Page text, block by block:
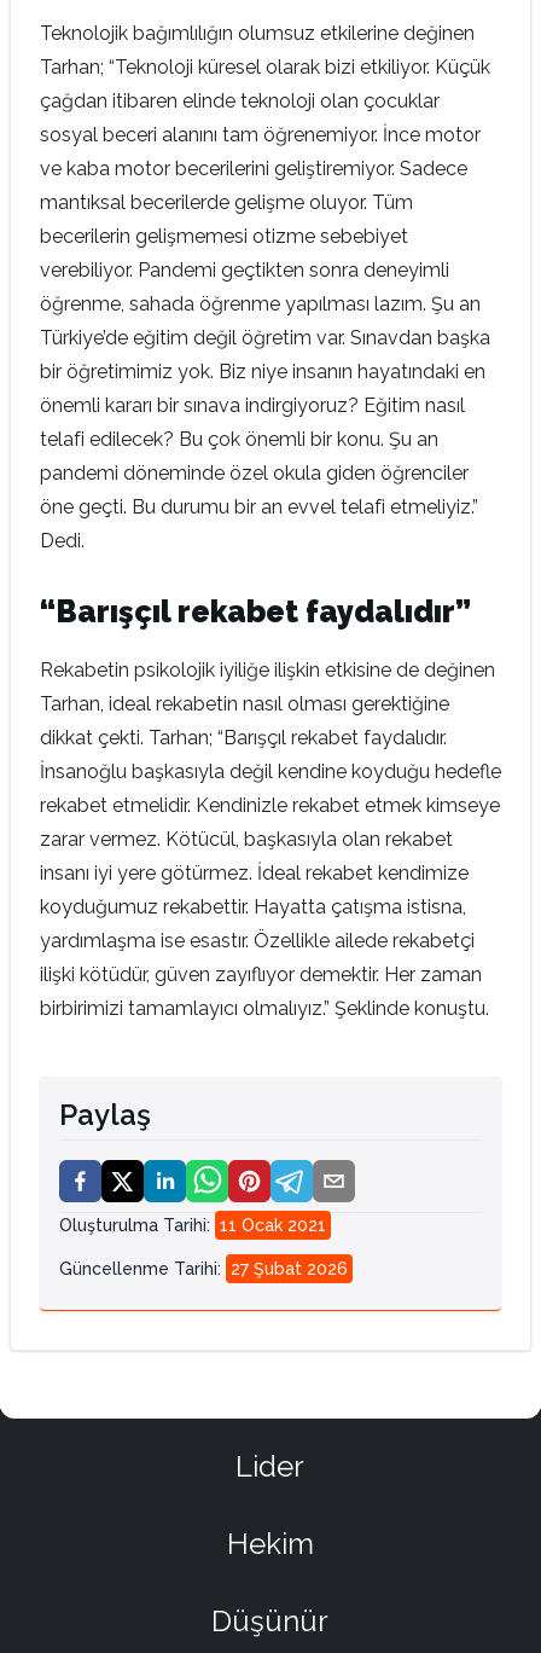
Teknolojik bağımlılığın olumsuz etkilerine değinen
Tarhan; “Teknoloji küresel olarak bizi etkiliyor. Küçük
çağdan itibaren elinde teknoloji olan çocuklar
sosyal beceri alanını tam öğrenemiyor. İnce motor
ve kaba motor becerilerini geliştiremiyor. Sadece
mantıksal becerilerde gelişme oluyor. Tüm
becerilerin gelişmemesi otizme sebebiyet
verebiliyor. Pandemi geçtikten sonra deneyimli
öğrenme, sahada öğrenme yapılması lazım. Şu an
Türkiye’de eğitim değil öğretim var. Sınavdan başka
bir öğretimimiz yok. Biz niye insanın hayatındaki en
önemli kararı bir sınava indirgiyoruz? Eğitim nasıl
telafi edilecek? Bu çok önemli bir konu. Şu an
pandemi döneminde özel okula giden öğrenciler
öne geçti. Bu durumu bir an evvel telafi etmeliyiz.”
Dedi.
“Barışçıl rekabet faydalıdır”
Rekabetin psikolojik iyiliğe ilişkin etkisine de değinen
Tarhan, ideal rekabetin nasıl olması gerektiğine
dikkat çekti. Tarhan; “Barışçıl rekabet faydalıdır.
İnsanoğlu başkasıyla değil kendine koyduğu hedefle
rekabet etmelidir. Kendinizle rekabet etmek kimseye
zarar vermez. Kötücül, başkasıyla olan rekabet
insanı iyi yere götürmez. İdeal rekabet kendimize
koyduğumuz rekabettir. Hayatta çatışma istisna,
yardımlaşma ise esastır. Özellikle ailede rekabetçi
ilişki kötüdür, güven zayıflıyor demektir. Her zaman
birbirimizi tamamlayıcı olmalıyız.” Şeklinde konuştu.
Paylaş
Oluşturulma Tarihi: 11 Ocak 2021
Güncellenme Tarihi: 27 Şubat 2026
Lider
Hekim
Düşünür